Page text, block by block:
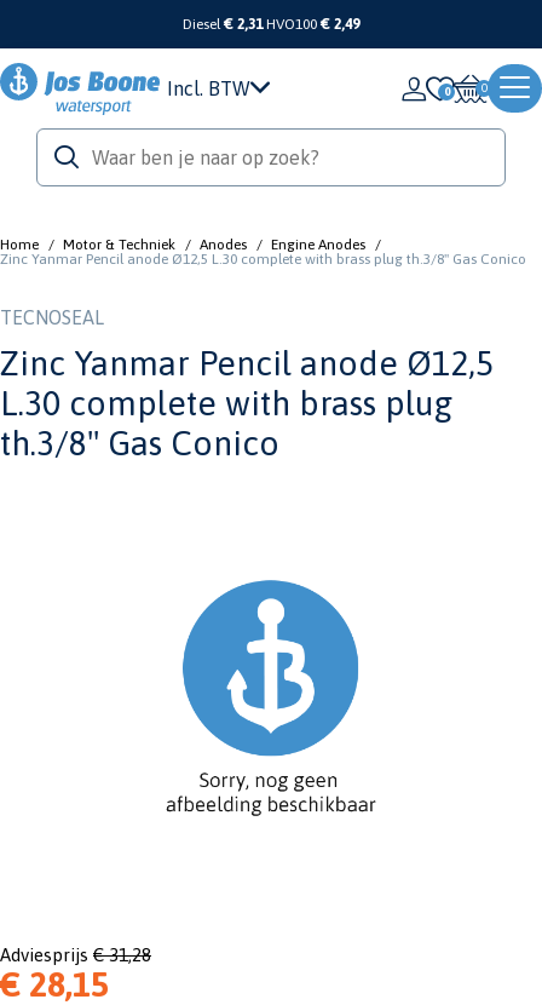
Diesel€ 2,31 HVO100 € 2,49
Incl. BTW 0
Home / Motor & Techniek / Anodes / Engine Anodes /
Zinc Yanmar Pencil anode Ø12,5 L.30 complete with brass plug th.3/8'' Gas Conico
TECNOSEAL
Zinc Yanmar Pencil anode Ø12,5
L.30 complete with brass plug
th.3/8'' Gas Conico
Adviesprijs € 31,28
€ 28,15